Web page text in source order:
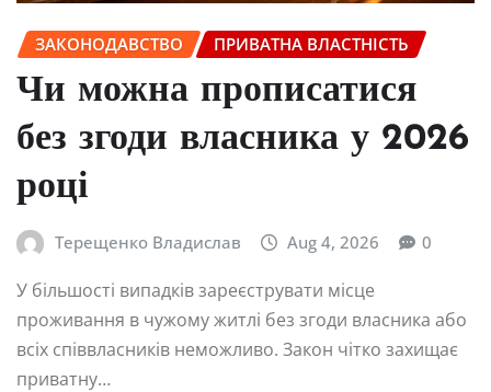
ЗАКОНОДАВСТВО ПРИВАТНА ВЛАСТНІСТЬ
Чи можна прописатися
без згоди власника у 2026
році
Терещенко Владислав Aug 4, 2026 0
У більшості випадків зареєструвати місце
проживання в чужому житлі без згоди власника або
всіх співвласників неможливо. Закон чітко захищає
приватну…